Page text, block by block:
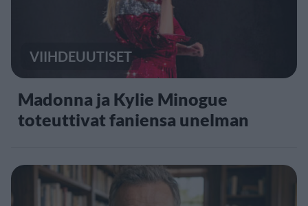
VIIHDEUUTISET
Madonna ja Kylie Minogue
toteuttivat faniensa unelman